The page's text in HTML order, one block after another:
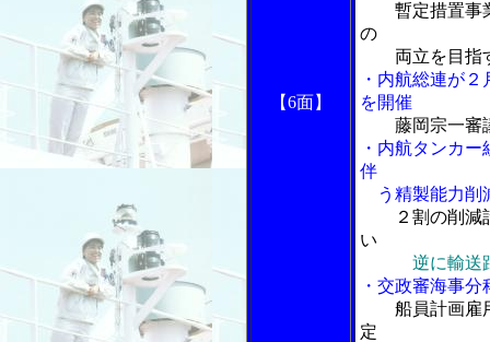
【6面】
暫定措置事
の
両立を目指
・内航総連が
を開催
藤岡宗一審
・内航タンカ
伴
う精製能力削
２割の削
い
逆に輸送
・交政審海事
船員計画雇
定